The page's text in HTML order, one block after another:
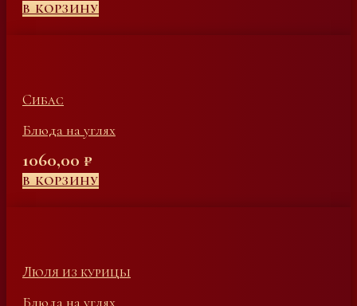
В КОРЗИНУ
Сибас
Блюда на углях
1060,00 ₽
В КОРЗИНУ
Люля из курицы
Блюда на углях